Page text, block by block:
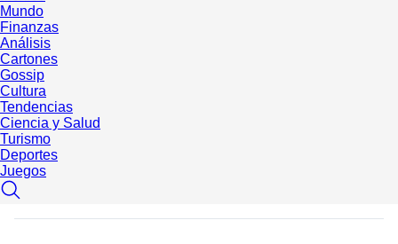
Mundo
Finanzas
Análisis
Cartones
Gossip
Cultura
Tendencias
Ciencia y Salud
Turismo
Deportes
Juegos